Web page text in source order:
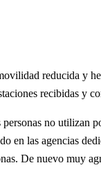
reducida y
recibidas y
no utilizan
en las agencias
De nuevo muy